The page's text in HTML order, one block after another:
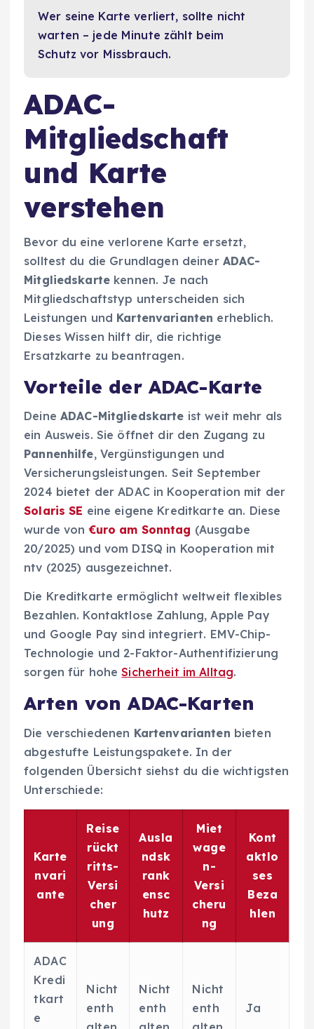
Wer seine Karte verliert, sollte nicht
warten – jede Minute zählt beim
Schutz vor Missbrauch.
ADAC-
Mitgliedschaft
und Karte
verstehen
Bevor du eine verlorene Karte ersetzt,
solltest du die Grundlagen deiner ADAC-
Mitgliedskarte kennen. Je nach
Mitgliedschaftstyp unterscheiden sich
Leistungen und Kartenvarianten erheblich.
Dieses Wissen hilft dir, die richtige
Ersatzkarte zu beantragen.
Vorteile der ADAC-Karte
Deine ADAC-Mitgliedskarte ist weit mehr als
ein Ausweis. Sie öffnet dir den Zugang zu
Pannenhilfe, Vergünstigungen und
Versicherungsleistungen. Seit September
2024 bietet der ADAC in Kooperation mit der
Solaris SE eine eigene Kreditkarte an. Diese
wurde von€uro am Sonntag (Ausgabe
20/2025) und vom DISQ in Kooperation mit
ntv (2025) ausgezeichnet.
Die Kreditkarte ermöglicht weltweit flexibles
Bezahlen. Kontaktlose Zahlung, Apple Pay
und Google Pay sind integriert. EMV-Chip-
Technologie und 2-Faktor-Authentifizierung
sorgen für hoheSicherheit im Alltag.
Arten von ADAC-Karten
Die verschiedenen Kartenvarianten bieten
abgestufte Leistungspakete. In der
folgenden Übersicht siehst du die wichtigsten
Unterschiede:
Karte
nvari
ante
Reise
rückt
ritts-
Versi
cher
ung
Ausla
ndsk
rank
ensc
hutz
Miet
wage
n-
Versi
cheru
ng
Kont
aktlo
ses
Beza
hlen
ADAC
Kredi
tkart
e
Nicht
enth
Nicht
enth
Nicht
enth
Ja